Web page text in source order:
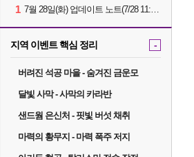
1 7월 28일(화) 업데이트 노트(7/28 11:14 수정)
지역 이벤트 핵심 정리 -
버려진 석공 마을 - 숨겨진 금운모
달빛 사막 - 사막의 카라반
샌드웜 은신처 - 핏빛 버섯 채취
마력의 황무지 - 마력 폭주 저지